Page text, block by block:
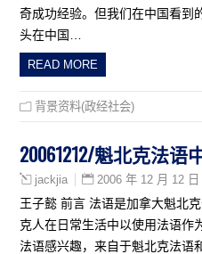
奇成功经验。但我们在中国看到
头在中国…
READ MORE
背景资料(政经社会)
20061212/魁北克法
jackjia 2006 年 12 月 12 日
王子懿 前言 法语是加拿大魁北
克人在日常生活中以使用法语作
法语感兴趣，来自于魁北克法语